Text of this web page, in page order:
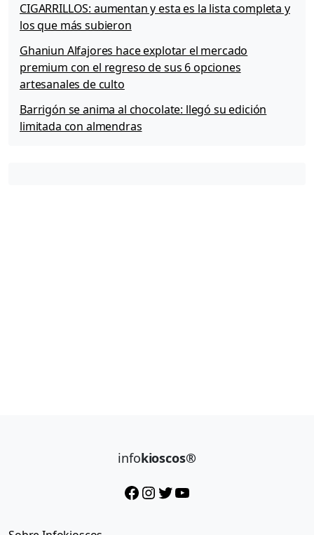
CIGARRILLOS: aumentan y esta es la lista completa y
los que más subieron
Ghaniun Alfajores hace explotar el mercado
premium con el regreso de sus 6 opciones
artesanales de culto
Barrigón se anima al chocolate: llegó su edición
limitada con almendras
infokioscos®
Facebook InstagramTwitter YouTube